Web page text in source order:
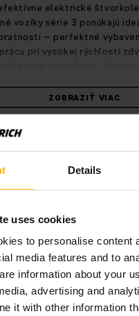
Details
uses cookies
to personalise content
media features and to
information about your
advertising and
it with other information
elektrické
vozíky série 3 ponúkajú
– perfektné
pri vysokej rýchlosti
sa dosahuje maximálna
nerovných povrchoch.
bezúdržbové lítiovo-
vždy plné
výkone. Vďaka
obsluha vychutná vynikajúci
ZOBRAZIŤ VIAC